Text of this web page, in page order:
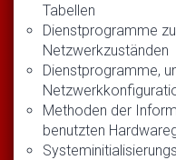
Tabellen
Dienstprogramme
Netzwerkzuständen
Dienstprogramme,
Methoden der
benutzten